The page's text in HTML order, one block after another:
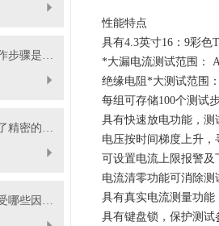
电动式标距打点机标准操作步骤是什么？5mm/10mm 标距怎么切换？
硬质冲头标距打点机融合了精密的机械传动与弹性冲击技术
防雷元件测试仪实测精度受哪些因素影响？如何判断仪器好坏？
性能特点
具有4.3英寸16：9彩色
*大漏电流测试范围：
绝缘电阻*大测试范围
每组可存储100个测试
具有快速放电功能，
电压按时间梯度上升
可设置电流上限报警
电流清零功能可消除
具有真实电流测量功
具有键盘锁，保护测